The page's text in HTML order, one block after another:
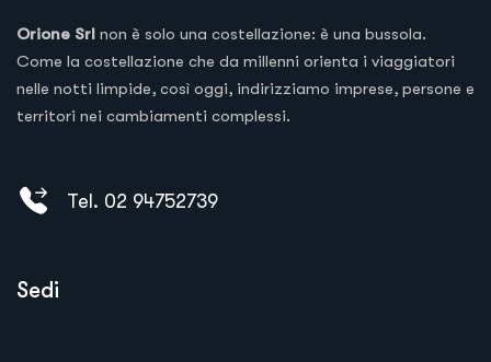
Orione Srl non è solo una costellazione: è una bussola.
Come la costellazione che da millenni orienta i viaggiatori
nelle notti limpide, così oggi, indirizziamo imprese, persone e
territori nei cambiamenti complessi.
Tel. 02 94752739
Sedi